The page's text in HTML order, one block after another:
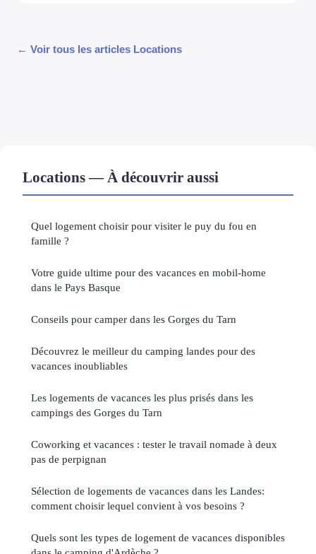
← Voir tous les articles Locations
Locations — À découvrir aussi
Quel logement choisir pour visiter le puy du fou en
famille ?
Votre guide ultime pour des vacances en mobil-home
dans le Pays Basque
Conseils pour camper dans les Gorges du Tarn
Découvrez le meilleur du camping landes pour des
vacances inoubliables
Les logements de vacances les plus prisés dans les
campings des Gorges du Tarn
Coworking et vacances : tester le travail nomade à deux
pas de perpignan
Sélection de logements de vacances dans les Landes:
comment choisir lequel convient à vos besoins ?
Quels sont les types de logement de vacances disponibles